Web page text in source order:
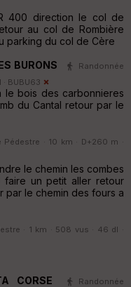
400 direction le col de
au col de Rombière
parking du col de Cère
BURONS
Randonnée
BUBU63
le bois des carbonnieres
du Cantal retour par le
Pédestre · 10 km · D+260 m ·
le chemin les combes
un petit aller retour
le chemin des fours a
· 1 km · 508 vus · 46 dl ·
CORSE
Randonnée